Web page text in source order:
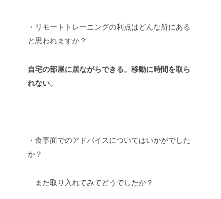
・リモートトレーニングの利点はどんな所にある
と思われますか？
自宅の部屋に居ながらできる。移動に時間を取ら
れない。
・食事面でのアドバイスについてはいかがでした
か？
また取り入れてみてどうでしたか？